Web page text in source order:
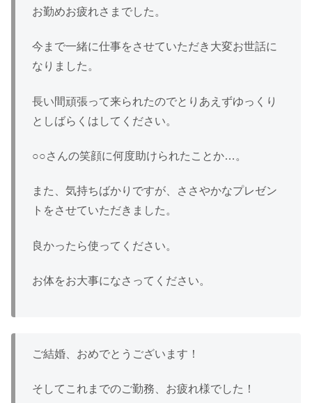
お勤めお疲れさまでした。
今まで一緒に仕事をさせていただき大変お世話に
なりました。
長い間頑張って来られたのでとりあえずゆっくり
としばらくはしてください。
○○さんの笑顔に何度助けられたことか…。
また、気持ちばかりですが、ささやかなプレゼン
トをさせていただきました。
良かったら使ってください。
お体をお大事になさってください。
ご結婚、おめでとうございます！
そしてこれまでのご勤務、お疲れ様でした！